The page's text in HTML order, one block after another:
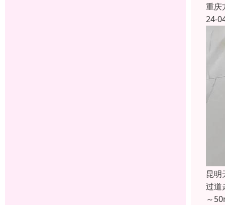
重庆
24-
昆明
过道
～